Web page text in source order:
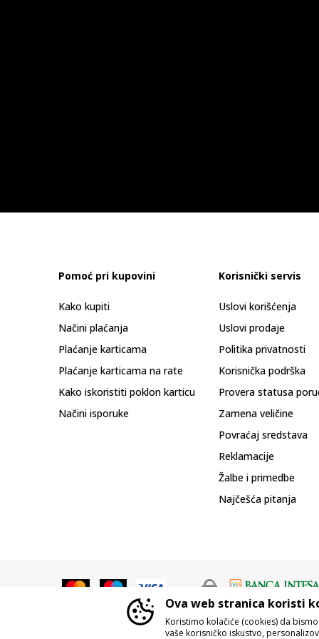
Pomoć pri kupovini
Kako kupiti
Načini plaćanja
Plaćanje karticama
Plaćanje karticama na rate
Kako iskoristiti poklon karticu
Načini isporuke
Korisnički servis
Uslovi korišćenja
Uslovi prodaje
Politika privatnosti
Korisnička podrška
Provera statusa
Zamena veličine
Povraćaj sredstava
Reklamacije
Žalbe i primedbe
Najčešća pitanja
Ova web stranica koristi
Koristimo kolačiće (cookies) da
vaše korisničko iskustvo,